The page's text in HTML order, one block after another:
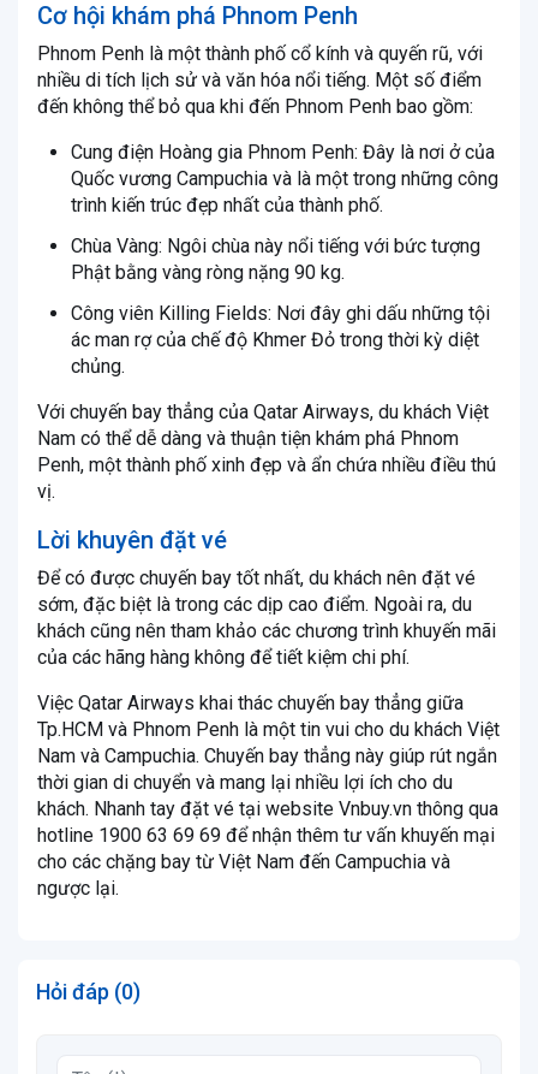
Cơ hội khám phá Phnom Penh
Phnom Penh là một thành phố cổ kính và quyến rũ, với
nhiều di tích lịch sử và văn hóa nổi tiếng. Một số điểm
đến không thể bỏ qua khi đến Phnom Penh bao gồm:
Cung điện Hoàng gia Phnom Penh: Đây là nơi ở của
Quốc vương Campuchia và là một trong những công
trình kiến trúc đẹp nhất của thành phố.
Chùa Vàng: Ngôi chùa này nổi tiếng với bức tượng
Phật bằng vàng ròng nặng 90 kg.
Công viên Killing Fields: Nơi đây ghi dấu những tội
ác man rợ của chế độ Khmer Đỏ trong thời kỳ diệt
chủng.
Với chuyến bay thẳng của Qatar Airways, du khách Việt
Nam có thể dễ dàng và thuận tiện khám phá Phnom
Penh, một thành phố xinh đẹp và ẩn chứa nhiều điều thú
vị.
Lời khuyên đặt vé
Để có được chuyến bay tốt nhất, du khách nên đặt vé
sớm, đặc biệt là trong các dịp cao điểm. Ngoài ra, du
khách cũng nên tham khảo các chương trình khuyến mãi
của các hãng hàng không để tiết kiệm chi phí.
Việc Qatar Airways khai thác chuyến bay thẳng giữa
Tp.HCM và Phnom Penh là một tin vui cho du khách Việt
Nam và Campuchia. Chuyến bay thẳng này giúp rút ngắn
thời gian di chuyển và mang lại nhiều lợi ích cho du
khách. Nhanh tay đặt vé tại website Vnbuy.vn thông qua
hotline 1900 63 69 69 để nhận thêm tư vấn khuyến mại
cho các chặng bay từ Việt Nam đến Campuchia và
ngược lại.
Hỏi đáp (0)